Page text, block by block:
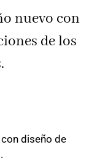
nuevo con
de los
diseño de